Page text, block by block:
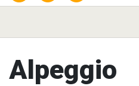
Alpeggio